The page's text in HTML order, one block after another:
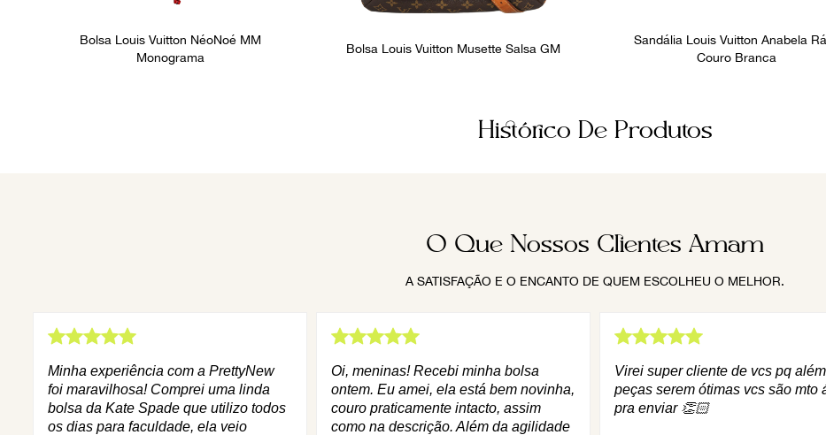
Bolsa Louis Vuitton NéoNoé MM
Monograma
Bolsa Louis Vuitton Musette Salsa GM
Sandália Louis Vuitton Anabela
Couro Branca
Histórico De Produtos
O Que Nossos Clientes Amam
A SATISFAÇÃO E O ENCANTO DE QUEM ESCOLHEU O MELHOR.
Minha experiência com a PrettyNew
foi maravilhosa! Comprei uma linda
bolsa da Kate Spade que utilizo todos
os dias para faculdade, ela veio
Oi, meninas! Recebi minha bolsa
ontem. Eu amei, ela está bem novinha,
couro praticamente intacto, assim
como na descrição. Além da agilidade
Virei super cliente de vcs pq
peças serem ótimas vcs são mto
pra enviar 👏🏻